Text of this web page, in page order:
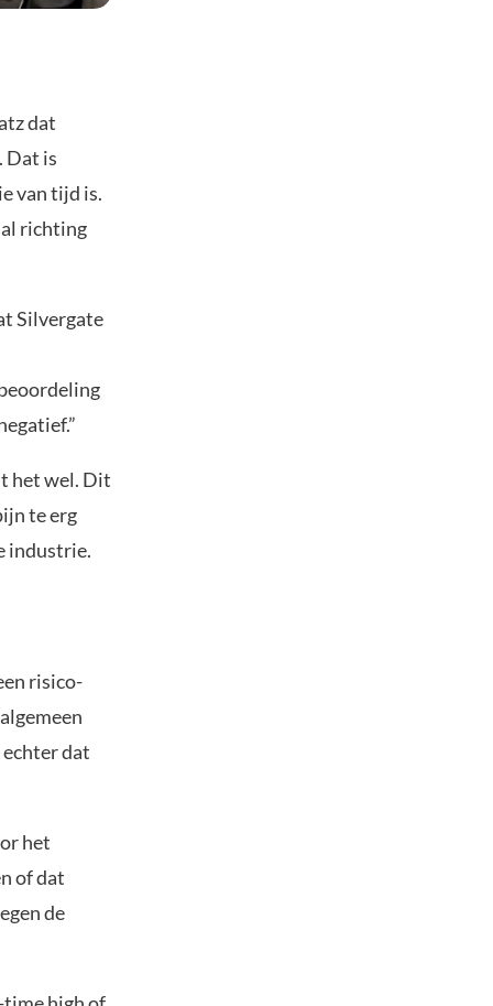
dat
Dat is
van tijd is.
richting
Silvergate
het wel. Dit
te erg
industrie.
risico-
dat
het
of dat
de